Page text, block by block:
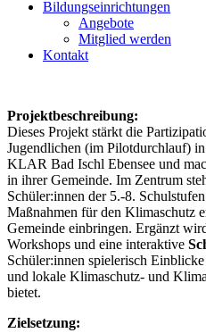
Bildungseinrichtungen
Angebote
Mitglied werden
Kontakt
Projektbeschreibung:
Dieses Projekt stärkt die
Jugendlichen (im Pilotdurchlauf)
KLAR Bad Ischl Ebensee und
in ihrer Gemeinde. Im Zentrum
Schüler:innen der 5.-8.
Maßnahmen für den Klimaschutz
Gemeinde einbringen. Ergänzt
Workshops und eine interaktive
Schüler:innen spielerisch
und lokale Klimaschutz- und
bietet.
Zielsetzung: